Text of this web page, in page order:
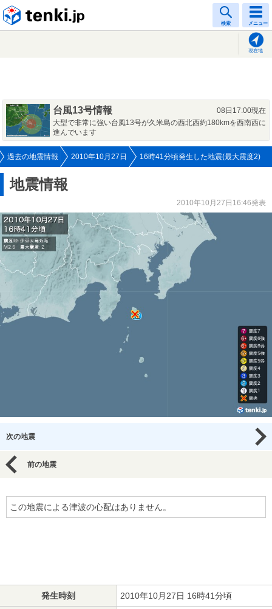
検索 メニュー
現在地
台風13号情報
08日17:00現在
大型で非常に強い台風13号が久米島の西北西約180kmを西南西に
進んでいます
過去の地震情報 2010年10月27日 16時41分頃発生した地震(最大震度2)
地震情報
2010年10月27日16:46発表
次の地震
前の地震
この地震による津波の心配はありません。
発生時刻 2010年10月27日 16時41分頃